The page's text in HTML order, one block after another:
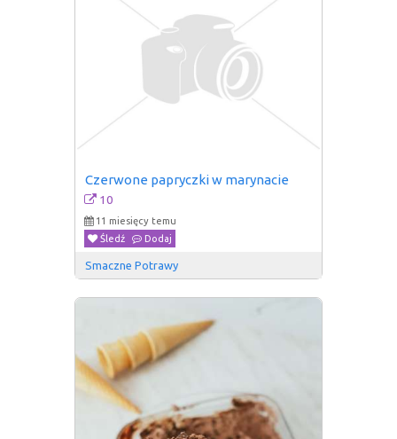
Czerwone papryczki w marynacie
10
11 miesięcy temu
Śledź
Dodaj
Smaczne Potrawy